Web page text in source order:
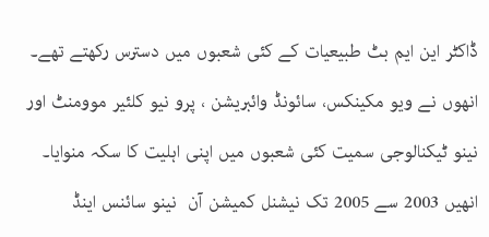
ڈاکٹر این ایم بٹ طبیعیات کے کئی شعبوں میں دسترس رکھتے تھے۔
انھوں نے ویو مکینکس، سائونڈ وائبریشن ، پرو نیو کلئیر موومنٹ اور
نینو ٹیکنالوجی سمیت کئی شعبوں میں اپنی اہلیت کا سکہ منوایا۔
انھیں 2003 سے 2005 تک نیشنل کمیشن آن نینو سائنس اینڈ